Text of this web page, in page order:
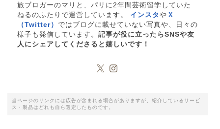
旅ブロガーのマリと、パリに2年間芸術留学していた
ねるのふたりで運営しています。 インスタ や Ｘ
（Twitter） ではブログに載せていない写真や、日々の
様子も発信しています。 記事が役に立ったらSNSや友
人にシェアしてくださると嬉しいです！
当ページのリンクには広告が含まれる場合がありますが、紹介しているサービ
ス・製品はどれも自ら選定したものです。